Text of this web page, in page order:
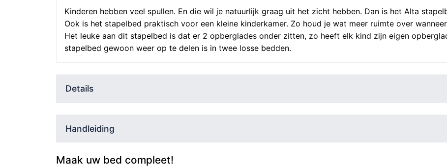
Kinderen hebben veel spullen. En die wil je natuurlijk graag uit het zicht hebben. Dan is het Alta
Ook is het stapelbed praktisch voor een kleine kinderkamer. Zo houd je wat meer ruimte over
Het leuke aan dit stapelbed is dat er 2 opberglades onder zitten, zo heeft elk kind zijn eigen
stapelbed gewoon weer op te delen is in twee losse bedden.
Details
Handleiding
Maak uw bed compleet!